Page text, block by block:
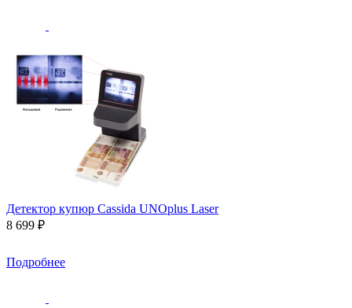
Детектор купюр Cassida UNOplus Laser
8 699 ₽
Подробнее